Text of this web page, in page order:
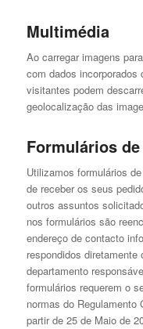
Multimédia
Ao carregar imagens
com dados
visitantes podem
geolocalização das
Formulários
Utilizamos formulários
de receber os seus
outros assuntos
nos formulários são
endereço de contacto
respondidos diretamente
departamento
formulários requerem o
normas do Regulamento
partir de 25 de Maio de